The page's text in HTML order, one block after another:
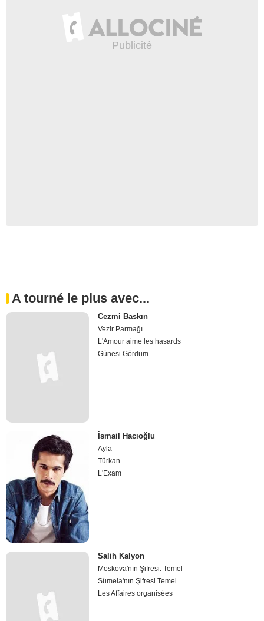
A tourné le plus avec...
Cezmi Baskın
Vezir Parmağı
L'Amour aime les hasards
Günesi Gördüm
İsmail Hacıoğlu
Ayla
Türkan
L'Exam
Salih Kalyon
Moskova'nın Şifresi: Temel
Sümela'nın Şifresi Temel
Les Affaires organisées